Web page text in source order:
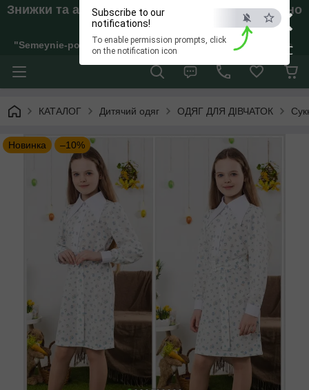
×
ESC
Subscribe to our
notifications!
To enable permission prompts, click
on the notification icon
Знижки та акції. Відправки тільки якщо внесено
Аванс!
"Semeynie-pokupki" Інтернет-магазин жіночого, дитячого та
КАТАЛОГ Дитячий одяг ОДЯГ ДЛЯ ДІВЧАТОК
Новинка –10%